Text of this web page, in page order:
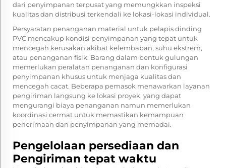
dari penyimpanan terpusat yang memungkkan inspeksi
kualitas dan distribusi terkendali ke lokasi-lokasi individual.
Persyaratan penanganan material untuk pelapis dinding
PVC mencakup kondisi penyimpanan yang tepat untuk
mencegah kerusakan akibat kelembaban, suhu ekstrem,
atau penanganan fisik. Barang dalam bentuk gulungan
memerlukan peralatan penanganan dan konfigurasi
penyimpanan khusus untuk menjaga kualitas dan
mencegah cacat. Beberapa pemasok menawarkan layanan
pengiriman langsung ke lokasi proyek, yang dapat
mengurangi biaya penanganan namun memerlukan
koordinasi cermat untuk memastikan kemampuan
penerimaan dan penyimpanan yang memadai.
Pengelolaan persediaan dan
Pengiriman tepat waktu